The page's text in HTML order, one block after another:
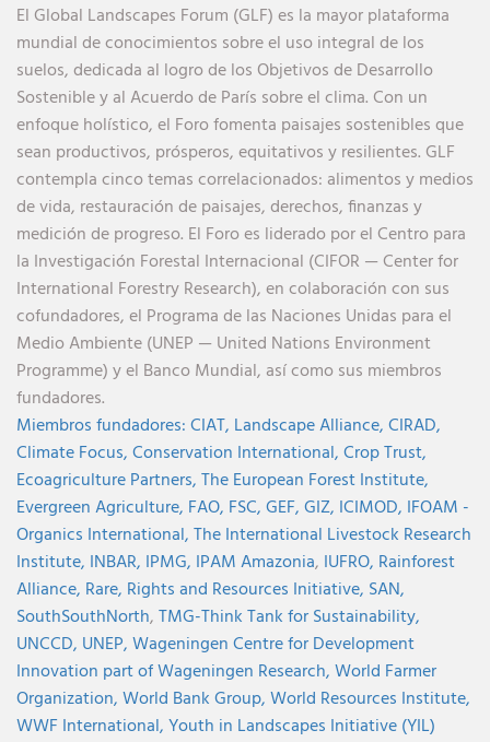
El Global Landscapes Forum (GLF) es la mayor plataforma
mundial de conocimientos sobre el uso integral de los
suelos, dedicada al logro de los Objetivos de Desarrollo
Sostenible y al Acuerdo de París sobre el clima. Con un
enfoque holístico, el Foro fomenta paisajes sostenibles que
sean productivos, prósperos, equitativos y resilientes. GLF
contempla cinco temas correlacionados: alimentos y medios
de vida, restauración de paisajes, derechos, finanzas y
medición de progreso. El Foro es liderado por el Centro para
la Investigación Forestal Internacional (CIFOR — Center for
International Forestry Research), en colaboración con sus
cofundadores, el Programa de las Naciones Unidas para el
Medio Ambiente (UNEP — United Nations Environment
Programme) y el Banco Mundial, así como sus miembros
fundadores.
Miembros fundadores:CIAT, Landscape Alliance,CIRAD,
Climate Focus,Conservation International,Crop Trust,
Ecoagriculture Partners,The European Forest Institute,
Evergreen Agriculture, FAO, FSC,GEF,GIZ, ICIMOD, IFOAM -
Organics International,The International Livestock Research
Institute, INBAR, IPMG, IPAM Amazonia, IUFRO, Rainforest
Alliance, Rare, Rights and Resources Initiative, SAN,
SouthSouthNorth,TMG-Think Tank for Sustainability,
UNCCD, UNEP,Wageningen Centre for Development
Innovation part of Wageningen Research,World Farmer
Organization,World Bank Group,World Resources Institute,
WWF International,Youth in Landscapes Initiative (YIL)